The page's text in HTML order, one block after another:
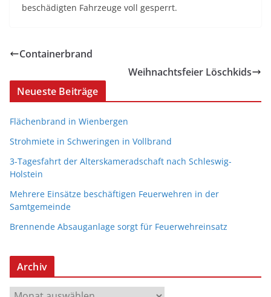
beschädigten Fahrzeuge voll gesperrt.
Containerbrand
Weihnachtsfeier Löschkids
Neueste Beiträge
Flächenbrand in Wienbergen
Strohmiete in Schweringen in Vollbrand
3-Tagesfahrt der Alterskameradschaft nach Schleswig-
Holstein
Mehrere Einsätze beschäftigen Feuerwehren in der
Samtgemeinde
Brennende Absauganlage sorgt für Feuerwehreinsatz
Archiv